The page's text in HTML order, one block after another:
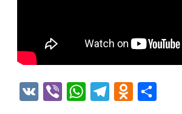
VK ViberWhatsApp